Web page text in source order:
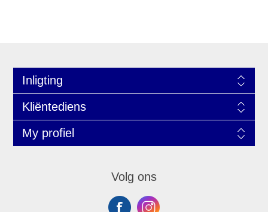
Inligting
Kliëntediens
My profiel
Volg ons